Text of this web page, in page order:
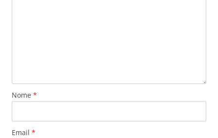
Nome *
Email *